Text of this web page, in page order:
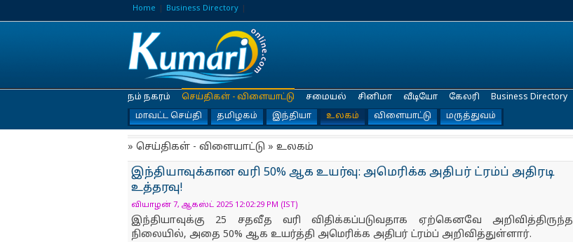
Home Business Directory
நம் நகரம்
செய்திகள் - விளையாட்டு
மாவட்ட செய்தி
தமிழகம் இந்தியா உலகம் விளையாட்டு மருத்துவம்
சமையல் சினிமா வீடியோ கேலரி Business Directory
» செய்திகள் - விளையாட்டு » உலகம்
இந்தியாவுக்கான வரி 50% ஆக உயர்வு: அமெரிக்க அதிபர் ட்ரம்ப் அதிரடி
உத்தரவு!
வியாழன் 7, ஆகஸ்ட் 2025 12:02:29 PM (IST)
இந்தியாவுக்கு 25 சதவீத வரி விதிக்கப்படுவதாக ஏற்கெனவே அறிவித்திருந்த
நிலையில், அதை 50% ஆக உயர்த்தி அமெரிக்க அதிபர் ட்ரம்ப் அறிவித்துள்ளார்.